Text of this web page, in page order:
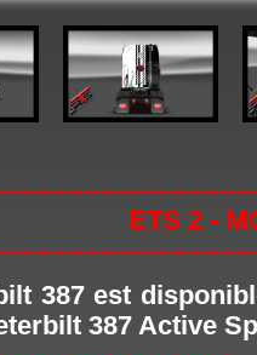
ETS 2 -
387 est
387 Active